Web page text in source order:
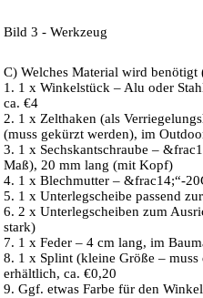
Bild 3 - Werkzeug
C) Welches Material wird benötigt
1. 1 x Winkelstück – Alu oder
ca. €4
2. 1 x Zelthaken (als
(muss gekürzt werden), im
3. 1 x Sechskantschraube –
Maß), 20 mm lang (mit Kopf)
4. 1 x Blechmutter – &frac14;“-
5. 1 x Unterlegscheibe passend
6. 2 x Unterlegscheiben zum
stark)
7. 1 x Feder – 4 cm lang, im
8. 1 x Splint (kleine Größe –
erhältlich, ca. €0,20
9. Ggf. etwas Farbe für den Winkel